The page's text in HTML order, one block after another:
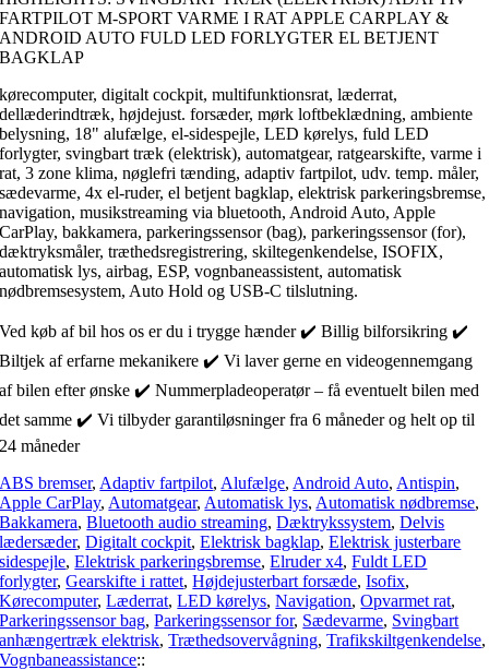
FARTPILOT M-SPORT VARME I RAT APPLE CARPLAY &
ANDROID AUTO FULD LED FORLYGTER EL BETJENT
BAGKLAP
kørecomputer, digitalt cockpit, multifunktionsrat, læderrat,
dellæderindtræk, højdejust. forsæder, mørk loftbeklædning, ambiente
belysning, 18" alufælge, el-sidespejle, LED kørelys, fuld LED
forlygter, svingbart træk (elektrisk), automatgear, ratgearskifte, varme i
rat, 3 zone klima, nøglefri tænding, adaptiv fartpilot, udv. temp. måler,
sædevarme, 4x el-ruder, el betjent bagklap, elektrisk parkeringsbremse,
navigation, musikstreaming via bluetooth, Android Auto, Apple
CarPlay, bakkamera, parkeringssensor (bag), parkeringssensor (for),
dæktryksmåler, træthedsregistrering, skiltegenkendelse, ISOFIX,
automatisk lys, airbag, ESP, vognbaneassistent, automatisk
nødbremsesystem, Auto Hold og USB-C tilslutning.
Ved køb af bil hos os er du i trygge hænder ✔️ Billig bilforsikring ✔️
Biltjek af erfarne mekanikere ✔️ Vi laver gerne en videogennemgang
af bilen efter ønske ✔️ Nummerpladeoperatør – få eventuelt bilen med
det samme ✔️ Vi tilbyder garantiløsninger fra 6 måneder og helt op til
24 måneder
ABS bremser, Adaptiv fartpilot, Alufælge, Android Auto, Antispin,
Apple CarPlay, Automatgear, Automatisk lys, Automatisk nødbremse,
Bakkamera,Bluetooth audio streaming,Dæktrykssystem,Delvis
lædersæder,Digitalt cockpit,Elektrisk bagklap,Elektrisk justerbare
sidespejle,Elektrisk parkeringsbremse,Elruder x4,Fuldt LED
forlygter,Gearskifte i rattet,Højdejusterbart forsæde,Isofix,
Kørecomputer,Læderrat,LED kørelys,Navigation,Opvarmet rat,
Parkeringssensor bag,Parkeringssensor for, Sædevarme, Svingbart
anhængertræk elektrisk,Træthedsovervågning,Trafikskiltgenkendelse,
Vognbaneassistance::